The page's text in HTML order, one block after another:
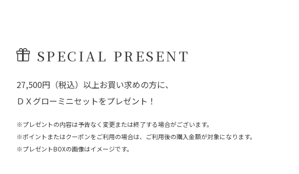
SPECIAL PRESENT
27,500円（税込）以上お買い求めの方に、
ＤＸグローミニセットをプレゼント！
※プレゼントの内容は予告なく変更または終了する場合がございます。
※ポイントまたはクーポンをご利用の場合は、ご利用後の購入金額が対象になります。
※プレゼントBOXの画像はイメージです。